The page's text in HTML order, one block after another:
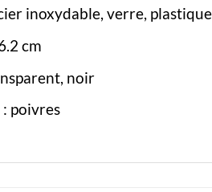
inoxydable, verre,
cm
noir
poivres